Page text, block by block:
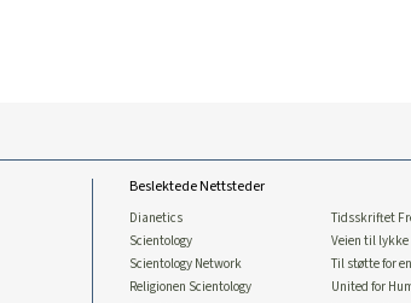
Beslektede Nettsteder
Dianetics
Scientology
Scientology Network
Religionen Scientology
Tidsskriftet
Veien til lykke
Til støtte for
United for